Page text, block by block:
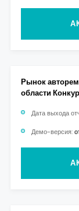
Рынок
области
Дата выхода
Демо-версия: